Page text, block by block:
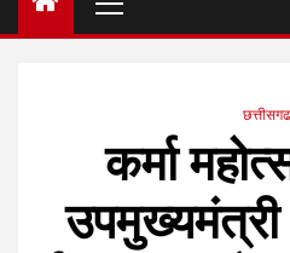
Menu
छत्तीसगढ
कर्मा